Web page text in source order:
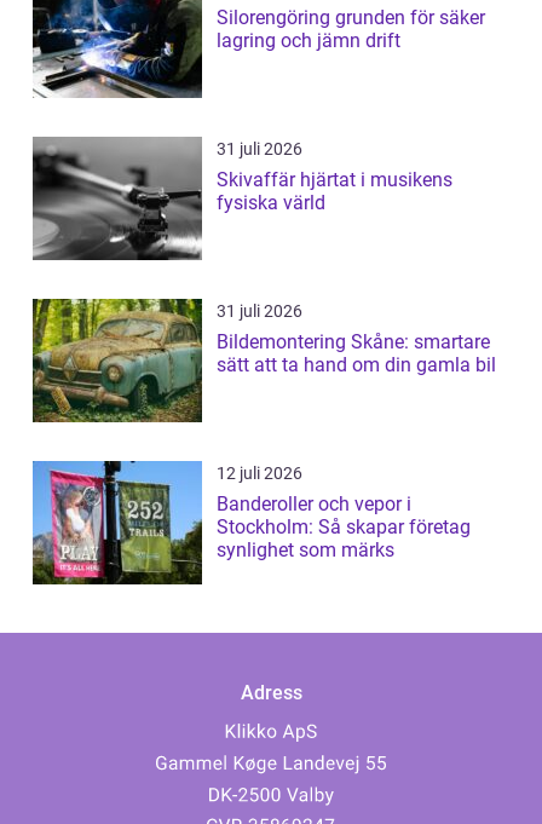
Silorengöring grunden för säker
lagring och jämn drift
31 juli 2026
Skivaffär hjärtat i musikens
fysiska värld
31 juli 2026
Bildemontering Skåne: smartare
sätt att ta hand om din gamla bil
12 juli 2026
Banderoller och vepor i
Stockholm: Så skapar företag
synlighet som märks
Adress